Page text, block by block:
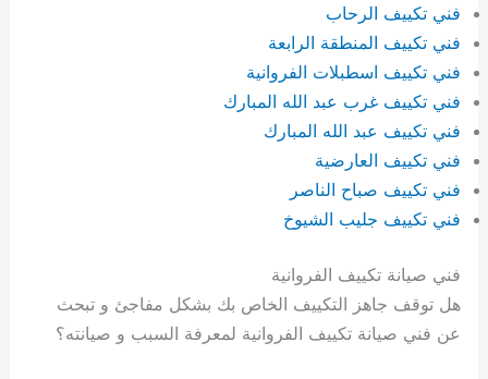
فني تكييف الرحاب
فني تكييف المنطقة الرابعة
فني تكييف اسطبلات الفروانية
فني تكييف غرب عبد الله المبارك
فني تكييف عبد الله المبارك
فني تكييف العارضية
فني تكييف صباح الناصر
فني تكييف جليب الشيوخ
فني صيانة تكييف الفروانية
هل توقف جاهز التكييف الخاص بك بشكل مفاجئ و تبحث
عن فني صيانة تكييف الفروانية لمعرفة السبب و صيانته؟